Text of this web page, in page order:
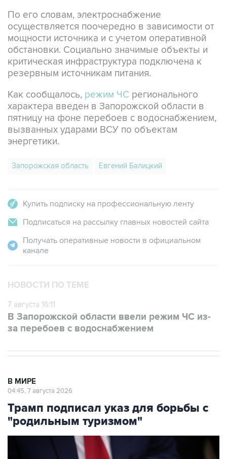
По его словам, электроснабжение
осуществляется поочередно в зависимости от
мощности источника и с учетом оперативной
обстановки. Социально значимые объекты и
критическая инфраструктура подключена к
резервным источникам питания.
Как сообщалось, режим ЧС регионального
характера введен в Запорожской области в
пятницу на фоне перебоев с водоснабжением,
вызванных ударами ВСУ по объектам
энергетики.
Запорожская область Евгений Балицкий
Купить подписку на профессиональную ленту
Подписаться на рассылку главных новостей сайта
Получать оперативные новости в официальном
канале
НОВОСТИ ПО ТЕМЕ
7 августа 16:11
В Запорожской области ввели режим ЧС из-
за перебоев с водоснабжением
В МИРЕ
04:45, 7 августа 2026
Трамп подписал указ для борьбы с
"родильным туризмом"